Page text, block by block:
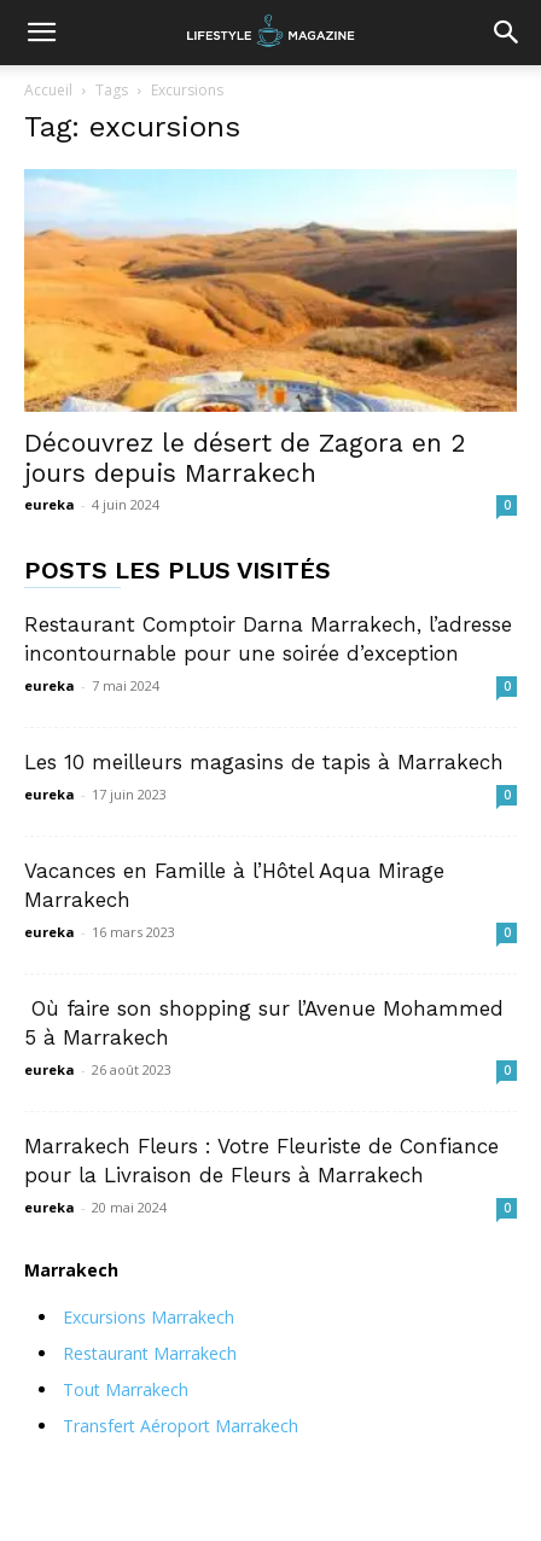
Accueil Tags Excursions
Tag: excursions
Découvrez le désert de Zagora en 2
jours depuis Marrakech
eureka - 4 juin 2024 0
POSTS LES PLUS VISITÉS
Restaurant Comptoir Darna Marrakech, l’adresse
incontournable pour une soirée d’exception
eureka - 7 mai 2024 0
Les 10 meilleurs magasins de tapis à Marrakech
eureka - 17 juin 2023 0
Vacances en Famille à l’Hôtel Aqua Mirage
Marrakech
eureka - 16 mars 2023 0
Où faire son shopping sur l’Avenue Mohammed
5 à Marrakech
eureka - 26 août 2023 0
Marrakech Fleurs : Votre Fleuriste de Confiance
pour la Livraison de Fleurs à Marrakech
eureka - 20 mai 2024 0
Marrakech
Excursions Marrakech
Restaurant Marrakech
Tout Marrakech
Transfert Aéroport Marrakech